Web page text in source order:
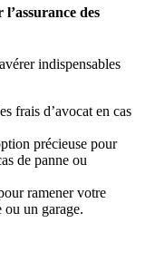
des
indispensables
frais d’avocat en cas
précieuse pour
de panne ou
ramener votre
un garage.